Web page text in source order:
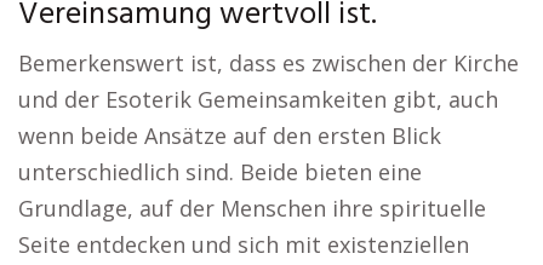
Vereinsamung wertvoll ist.
Bemerkenswert ist, dass es zwischen der Kirche
und der Esoterik Gemeinsamkeiten gibt, auch
wenn beide Ansätze auf den ersten Blick
unterschiedlich sind. Beide bieten eine
Grundlage, auf der Menschen ihre spirituelle
Seite entdecken und sich mit existenziellen